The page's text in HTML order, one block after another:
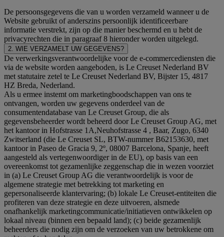
De persoonsgegevens die van u worden verzameld wanneer u de
Website gebruikt of anderszins persoonlijk identificeerbare
informatie verstrekt, zijn op die manier beschermd en u hebt de
privacyrechten die in paragraaf 8 hieronder worden uitgelegd.
2. WIE VERZAMELT UW GEGEVENS?
De verwerkingsverantwoordelijke voor de e-commercediensten die
via de website worden aangeboden, is Le Creuset Nederland BV
met statutaire zetel te Le Creuset Nederland BV, Bijster 15, 4817
HZ Breda, Nederland.
Als u ermee instemt om marketingboodschappen van ons te
ontvangen, worden uw gegevens onderdeel van de
consumentendatabase van Le Creuset Group, die als
gegevensbeheerder wordt beheerd door Le Creuset Group AG, met
het kantoor in Hofstrasse 1A,Neuhofstrasse 4 , Baar, Zugo, 6340
Zwitserland (die Le Creuset SL, BTW-nummer B62153630, met
kantoor in Paseo de Gracia 9, 2º, 08007 Barcelona, Spanje, heeft
aangesteld als vertegenwoordiger in de EU), op basis van een
overeenkomst tot gezamenlijke zeggenschap die in wezen voorziet
in (a) Le Creuset Group AG die verantwoordelijk is voor de
algemene strategie met betrekking tot marketing en
gepersonaliseerde klantervaring; (b) lokale Le Creuset-entiteiten die
profiteren van deze strategie en deze uitvoeren, alsmede
onafhankelijk marketingcommunicatie/initiatieven ontwikkelen op
lokaal niveau (binnen een bepaald land); (c) beide gezamenlijk
beheerders die nodig zijn om de verzoeken van uw betrokkene om